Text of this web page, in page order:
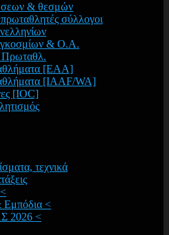
& θεσμών
σύλλογοι
& Ο.Α.
[EAA]
[IAAF/WA]
[IOC]
τεχνικά
Εμπόδια <
2026 <